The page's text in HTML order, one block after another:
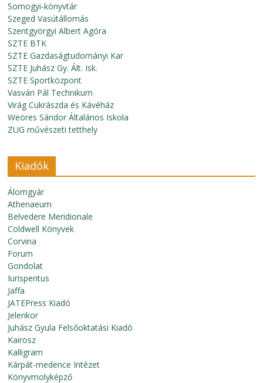
Somogyi-könyvtár
Szeged Vasútállomás
Szentgyörgyi Albert Agóra
SZTE BTK
SZTE Gazdaságtudományi Kar
SZTE Juhász Gy. Ált. Isk.
SZTE Sportközpont
Vasvári Pál Technikum
Virág Cukrászda és Kávéház
Weöres Sándor Általános Iskola
ZUG művészeti tetthely
Kiadók
Álomgyár
Athenaeum
Belvedere Meridionale
Coldwell Könyvek
Corvina
Forum
Gondolat
Iurisperitus
Jaffa
JATEPress Kiadó
Jelenkor
Juhász Gyula Felsőoktatási Kiadó
Kairosz
Kalligram
Kárpát-medence Intézet
Könyvmolyképző